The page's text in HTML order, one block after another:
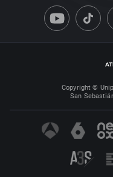
Copyright ©
San